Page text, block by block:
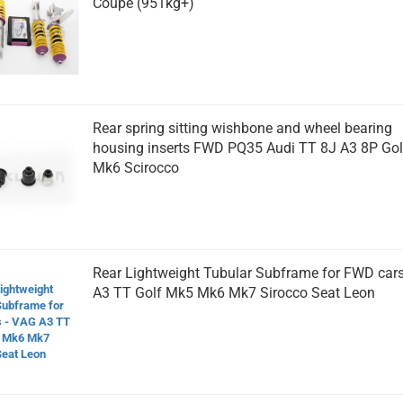
Rear spring sit­ting wish­bo­ne and wheel bea­ring
housing in­serts FWD PQ35 Audi TT 8J A3 8P
Mk6 Sci­roc­co
Rear Light­weight Tu­bu­lar Sub­frame for FWD
A3 TT Golf Mk5 Mk6 Mk7 Si­roc­co Seat Leon